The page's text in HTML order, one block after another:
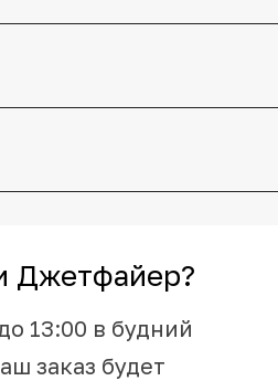
Джетфайер?
13:00 в будний
заказ будет